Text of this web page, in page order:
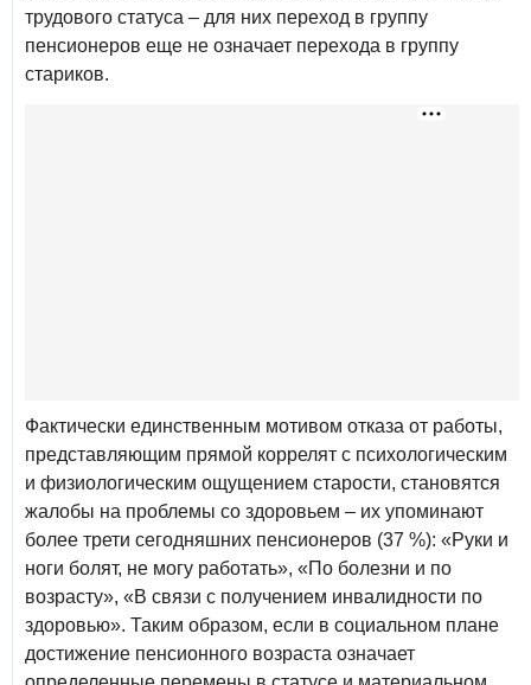
трудового статуса – для них переход в группу
пенсионеров еще не означает перехода в группу
стариков.
Фактически единственным мотивом отказа от работы,
представляющим прямой коррелят с психологическим
и физиологическим ощущением старости, становятся
жалобы на проблемы со здоровьем – их упоминают
более трети сегодняшних пенсионеров (37 %): «Руки и
ноги болят, не могу работать», «По болезни и по
возрасту», «В связи с получением инвалидности по
здоровью». Таким образом, если в социальном плане
достижение пенсионного возраста означает